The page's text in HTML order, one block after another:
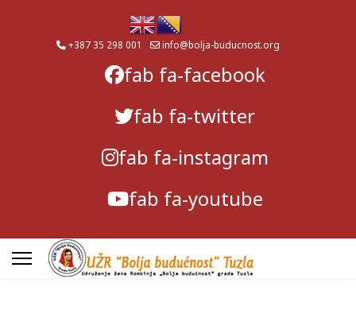
+387 35 298 001 info@bolja-buducnost.org
fab fa-facebook
fab fa-twitter
fab fa-instagram
fab fa-youtube